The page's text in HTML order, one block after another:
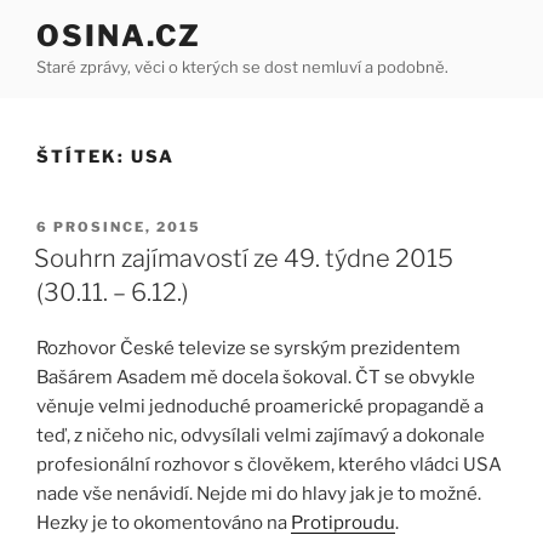
obsahu
OSINA.CZ
Staré zprávy, věci o kterých se dost nemluví a podobně.
ŠTÍTEK: USA
PUBLIKOVÁNO
6 PROSINCE, 2015
Souhrn zajímavostí ze 49. týdne 2015
(30.11. – 6.12.)
Rozhovor České televize se syrským prezidentem
Bašárem Asadem mě docela šokoval. ČT se obvykle
věnuje velmi jednoduché proamerické propagandě a
teď, z ničeho nic, odvysílali velmi zajímavý a dokonale
profesionální rozhovor s člověkem, kterého vládci USA
nade vše nenávidí. Nejde mi do hlavy jak je to možné.
Hezky je to okomentováno na Protiproudu.